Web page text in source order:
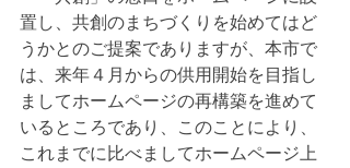
置し、共創のまちづくりを始めてはど
うかとのご提案でありますが、本市で
は、来年４月からの供用開始を目指し
ましてホームページの再構築を進めて
いるところであり、このことにより、
これまでに比べましてホームページ上